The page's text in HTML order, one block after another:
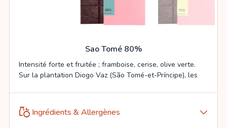
Sao Tomé 80%
Intensité forte et fruitée ; framboise, cerise, olive verte.
Sur la plantation Diogo Vaz (São Tomé-et-Príncipe), les
rouges suivie d’une finale olive verte légèrement saline.
Un Grand Cru raffiné, vibrant et nuancé.
...Lire la suite
grocery Ingrédients & Allergènes arrow_forward_ios